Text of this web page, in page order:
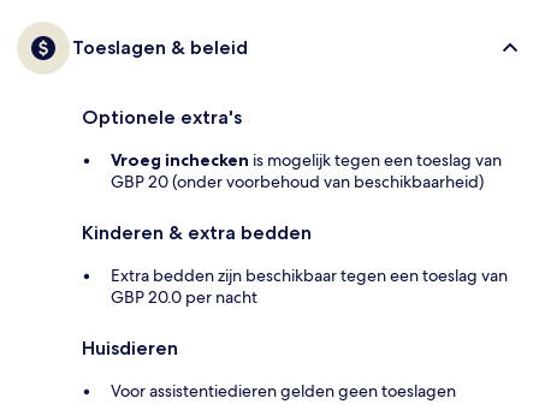
Toeslagen & beleid
Optionele extra's
Vroeg inchecken is mogelijk tegen een toeslag van
GBP 20 (onder voorbehoud van beschikbaarheid)
Kinderen & extra bedden
Extra bedden zijn beschikbaar tegen een toeslag van
GBP 20.0 per nacht
Huisdieren
Voor assistentiedieren gelden geen toeslagen